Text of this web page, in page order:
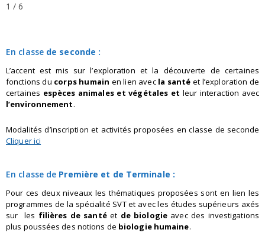
1 / 6
En classe de seconde :
L’accent est mis sur l’exploration et la découverte de certaines
fonctions du corps humain en lien avec la santéet l’exploration de
certaines espèces animales et végétales et leur interaction avec
l’environnement.
Modalités d’inscription et activités proposées en classe de seconde
Cliquer ici
En classe de Première et de Terminale :
Pour ces deux niveaux les thématiques proposées sont en lien les
programmes de la spécialité SVT et avec les études supérieurs axés
sur les filières de santéet de biologieavec des investigations
plus poussées des notions de biologie humaine.